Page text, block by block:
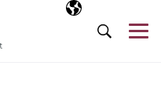
Ausgewählte
DE
Suche